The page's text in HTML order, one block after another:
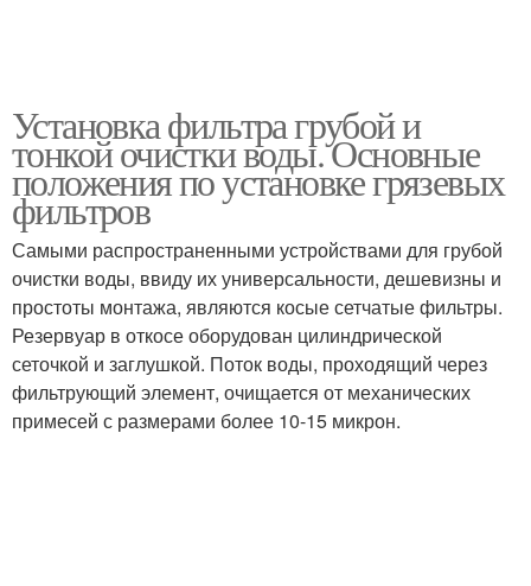
Установка фильтра грубой и
тонкой очистки воды. Основные
положения по установке грязевых
фильтров
Самыми распространенными устройствами для грубой
очистки воды, ввиду их универсальности, дешевизны и
простоты монтажа, являются косые сетчатые фильтры.
Резервуар в откосе оборудован цилиндрической
сеточкой и заглушкой. Поток воды, проходящий через
фильтрующий элемент, очищается от механических
примесей с размерами более 10-15 микрон.